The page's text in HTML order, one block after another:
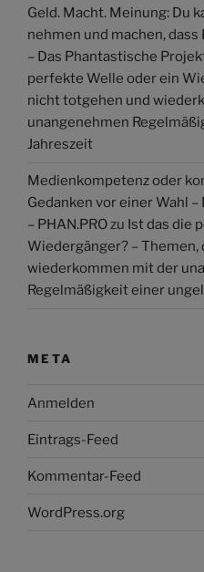
Geld. Macht. Meinung: Du
nehmen und machen,
– Das Phantastische
perfekte Welle oder ein
nicht totgehen und
unangenehmen
Jahreszeit
Medienkompetenz oder
Gedanken vor einer Wahl
– PHAN.PROzu Ist das die
Wiedergänger? –
wiederkommen mit der
Regelmäßigkeit einer
META
Anmelden
Eintrags-Feed
Kommentar-Feed
WordPress.org